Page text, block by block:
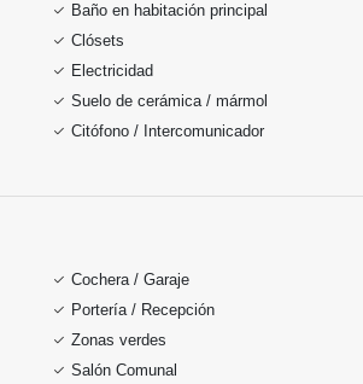
Baño en habitación principal
Clósets
Electricidad
Suelo de cerámica / mármol
Citófono / Intercomunicador
Cochera / Garaje
Portería / Recepción
Zonas verdes
Salón Comunal